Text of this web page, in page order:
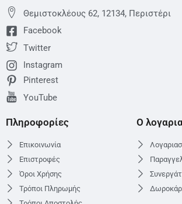
Θεμιστoκλέους 62, 12134, Περιστέρι
Facebook
Twitter
Instagram
Pinterest
YouTube
Πληροφορίες
Επικοινωνία
Επιστροφές
Όροι Χρήσης
Τρόποι Πληρωμής
Ο